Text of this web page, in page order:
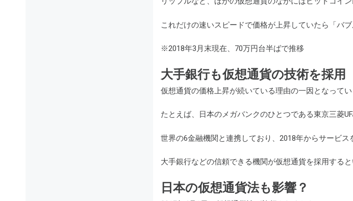
これだけの速いスピードで価格が上昇していたら「バ
※2018年3月末現在、70万円台半ばで推移
大手銀行も仮想通貨の技術を採用
仮想通貨の価格上昇が続いている理由の一因となって
たとえば、日本のメガバンクのひとつである東京三菱
世界の6金融機関と連携しており、2018年からサービス
大手銀行などの信頼できる機関が仮想通貨を採用する
日本の仮想通貨法も影響？